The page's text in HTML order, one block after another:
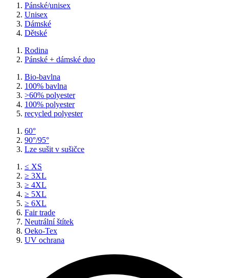
Pánské/unisex
Unisex
Dámské
Dětské
Rodina
Pánské + dámské duo
Bio-bavlna
100% bavlna
>60% polyester
100% polyester
recycled polyester
60°
90°/95°
Lze sušit v sušičce
≤ XS
≥ 3XL
≥ 4XL
≥ 5XL
≥ 6XL
Fair trade
Neutrální štítek
Oeko-Tex
UV ochrana